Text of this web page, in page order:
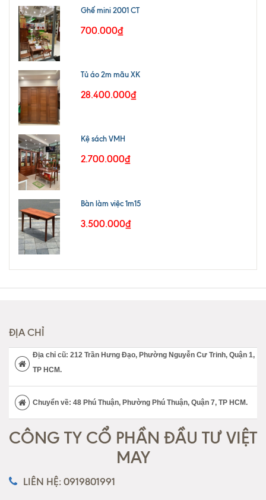
Ghế mini 2001 CT
700.000₫
Tủ áo 2m mãu XK
28.400.000₫
Kệ sách VMH
2.700.000₫
Bàn làm việc 1m15
3.500.000₫
ĐỊA CHỈ
Địa chỉ cũ: 212 Trần Hưng Đạo, Phường Nguyễn Cư Trinh, Quận 1,
TP HCM.
Chuyển về: 48 Phú Thuận, Phường Phú Thuận, Quận 7, TP HCM.
CÔNG TY CỔ PHẦN ĐẦU TƯ VIỆT
MAY
LIÊN HỆ: 0919801991